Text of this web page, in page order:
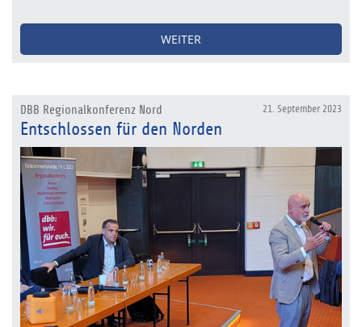
WEITER
21. September 2023
DBB Regionalkonferenz Nord
Entschlossen für den Norden